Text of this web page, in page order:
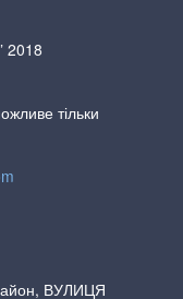
тільки
ВУЛИЦЯ